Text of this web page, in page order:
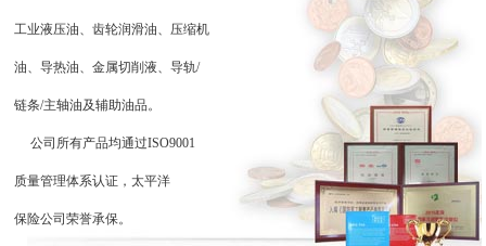
工业液压油、齿轮润滑油、压缩机
油、导热油、金属切削液、导轨/
链条/主轴油及辅助油品。
公司所有产品均通过ISO9001
质量管理体系认证，太平洋
保险公司荣誉承保。